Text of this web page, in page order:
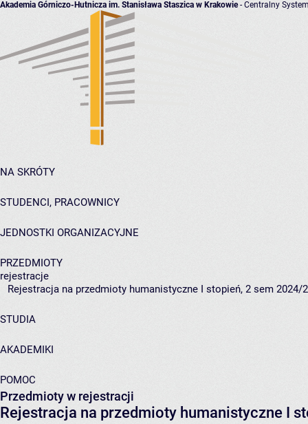
Akademia Górniczo-Hutnicza im. Stanisława Staszica w Krakowie- Centralny
NA SKRÓTY
STUDENCI, PRACOWNICY
JEDNOSTKI ORGANIZACYJNE
PRZEDMIOTY
rejestracje
Rejestracja na przedmioty humanistyczne I stopień, 2 sem 2024/
STUDIA
AKADEMIKI
POMOC
Przedmioty w rejestracji
Rejestracja na przedmioty humanistyczne I